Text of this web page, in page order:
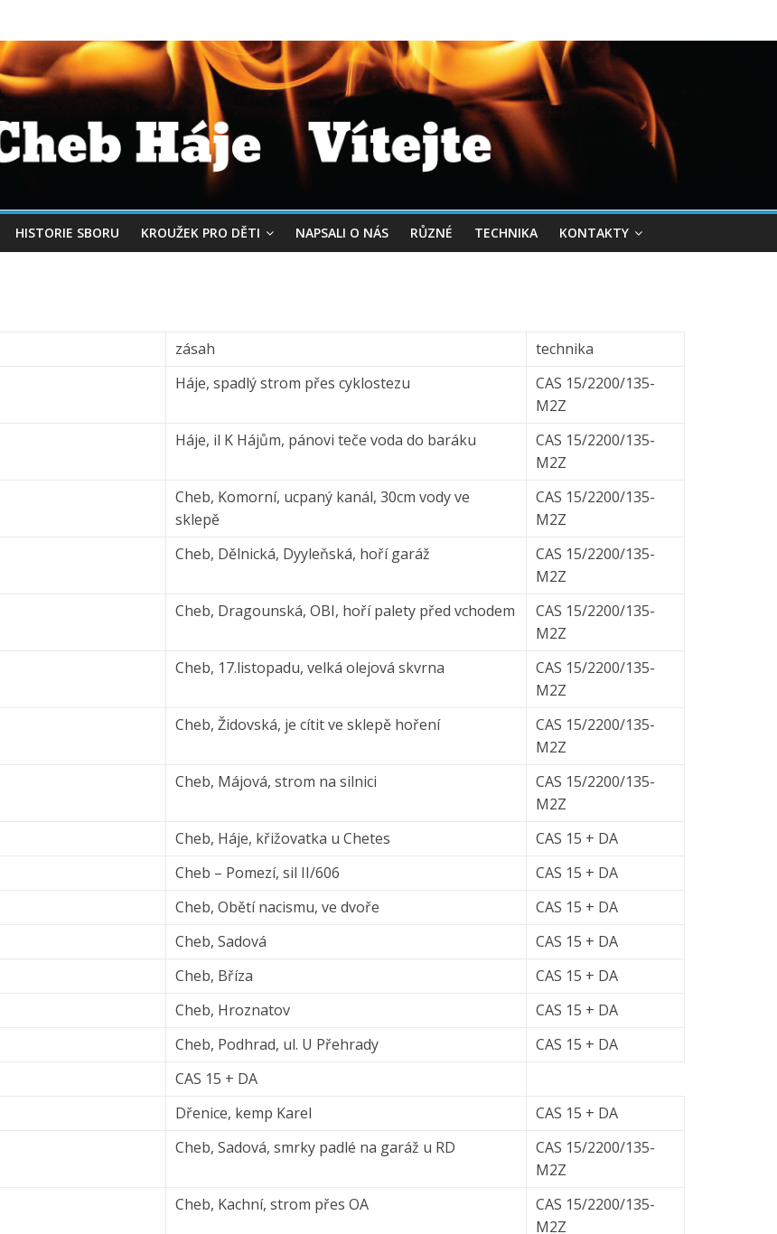
HISTORIE SBORU KROUŽEK PRO DĚTI NAPSALI O NÁS RŮZNÉ TECHNIKA KONTAKTY
zásah
technika
Háje, spadlý strom přes cyklostezu
CAS 15/2200/135-
M2Z
Háje, il K Hájům, pánovi teče voda do baráku
CAS 15/2200/135-
M2Z
Cheb, Komorní, ucpaný kanál, 30cm vody ve
sklepě
CAS 15/2200/135-
M2Z
Cheb, Dělnická, Dyyleňská, hoří garáž
CAS 15/2200/135-
M2Z
Cheb, Dragounská, OBI, hoří palety před vchodem
CAS 15/2200/135-
M2Z
Cheb, 17.listopadu, velká olejová skvrna
CAS 15/2200/135-
M2Z
Cheb, Židovská, je cítit ve sklepě hoření
CAS 15/2200/135-
M2Z
Cheb, Májová, strom na silnici
CAS 15/2200/135-
M2Z
Cheb, Háje, křižovatka u Chetes
CAS 15 + DA
Cheb – Pomezí, sil II/606
CAS 15 + DA
Cheb, Obětí nacismu, ve dvoře
CAS 15 + DA
Cheb, Sadová
CAS 15 + DA
Cheb, Bříza
CAS 15 + DA
Cheb, Hroznatov
CAS 15 + DA
Cheb, Podhrad, ul. U Přehrady
CAS 15 + DA
CAS 15 + DA
Dřenice, kemp Karel
CAS 15 + DA
Cheb, Sadová, smrky padlé na garáž u RD
CAS 15/2200/135-
M2Z
Cheb, Kachní, strom přes OA
CAS 15/2200/135-
M2Z